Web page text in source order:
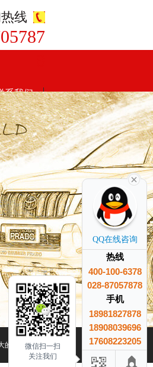
线
系我们
益、用户的信赖是我们最大的成就.
QQ在线咨询
热线
400-100-6378
028-87057878
手机
18981827878
18908039696
17608223205
微信扫一扫
关注我们